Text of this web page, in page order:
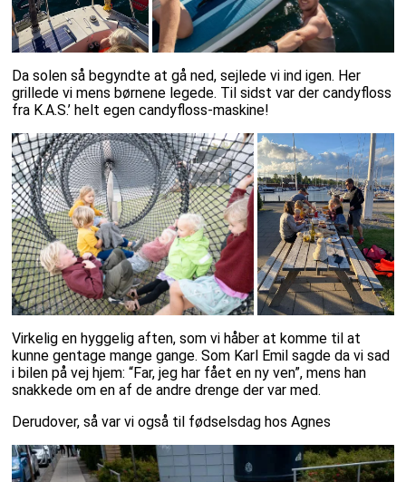
Da solen så begyndte at gå ned, sejlede vi ind igen. Her
grillede vi mens børnene legede. Til sidst var der candyfloss
fra K.A.S.’ helt egen candyfloss-maskine!
Virkelig en hyggelig aften, som vi håber at komme til at
kunne gentage mange gange. Som Karl Emil sagde da vi sad
i bilen på vej hjem: “Far, jeg har fået en ny ven”, mens han
snakkede om en af de andre drenge der var med.
Derudover, så var vi også til fødselsdag hos Agnes